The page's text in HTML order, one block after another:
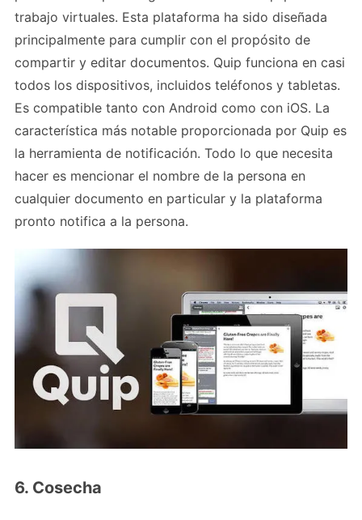
trabajo virtuales. Esta plataforma ha sido diseñada
principalmente para cumplir con el propósito de
compartir y editar documentos. Quip funciona en casi
todos los dispositivos, incluidos teléfonos y tabletas.
Es compatible tanto con Android como con iOS. La
característica más notable proporcionada por Quip es
la herramienta de notificación. Todo lo que necesita
hacer es mencionar el nombre de la persona en
cualquier documento en particular y la plataforma
pronto notifica a la persona.
6. Cosecha